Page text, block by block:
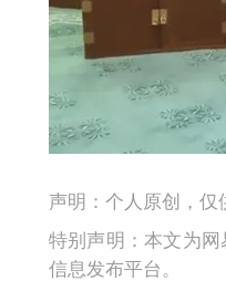
声明：个人原创，仅
特别声明：本文为
信息发布平台。